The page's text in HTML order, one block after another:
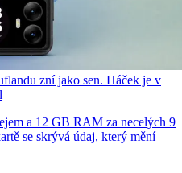
zní jako sen. Háček je v
a 12 GB RAM za necelých 9
se skrývá údaj, který mění